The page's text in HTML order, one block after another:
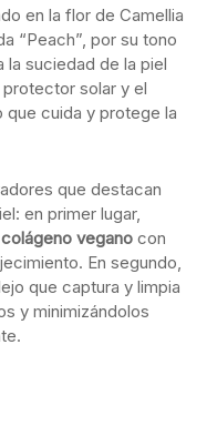
en la flor de Camellia
“Peach”, por su tono
la suciedad de la piel
solar y el
que cuida y protege la
que destacan
en primer lugar,
vegano con
En segundo,
que captura y limpia
y minimizándolos